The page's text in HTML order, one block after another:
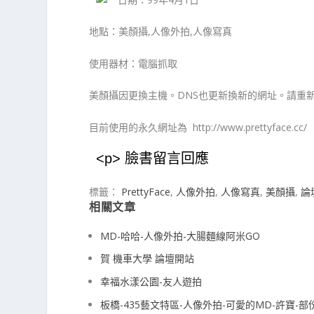
地點：美顏攝,人像外拍,人像寫真
使用器材：電腦抓取
美顏攝因更換主機。DNS也更新換新的網址。請重
目前使用的永久網址為 http://www.prettyface.cc/
<p> 臉書留言回應
標籤： PrettyFace, 人像外拍, 人像寫真,美顏攝,論
相關文章
MD-哈哈-人像外拍-大腸麵線阿米GO
賀 機車大學 論壇開站
幸福水漾公園-友人遊拍
板橋-435藝文特區-人像外拍-可愛的MD-許寶-部